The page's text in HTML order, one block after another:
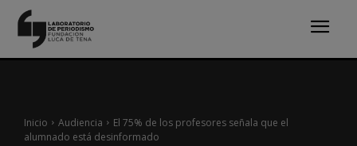
Inicio Audiencia
El 75% de los profesores señala que el
alumnado está desinformado